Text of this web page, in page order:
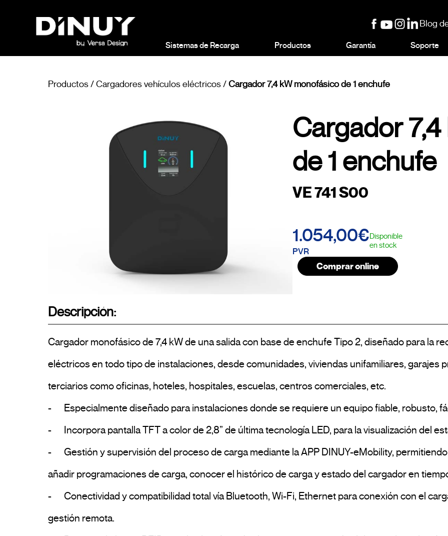
Blog
Sistemas de Recarga Productos Garantía Soporte
Productos/Cargadores vehículos eléctricos/Cargador 7,4 kW monofásico de 1 enchufe
Cargador
de 1 enchufe
VE 741 S00
1.054,00€
PVR
Disponible
en stock
Comprar online
Descripción:
Cargador monofásico de 7,4 kW de una salida con base de enchufe Tipo 2, diseñado para la
eléctricos en todo tipo de instalaciones, desde comunidades, viviendas unifamiliares, garajes
terciarios como oficinas, hoteles, hospitales, escuelas, centros comerciales, etc.
-	Especialmente diseñado para instalaciones donde se requiere un equipo fiable, robusto, fácil de instalar y de uso intuitivo.
-	Incorpora pantalla TFT a color de 2,8” de última tecnología LED, para la visualización del estado del cargador y del proceso de carga.
-	Gestión y supervisión del proceso de carga mediante la APP DINUY-eMobility, permitiendo el control local y remoto del cargador,
añadir programaciones de carga, conocer el histórico de carga y estado del cargador en
-	Conectividad y compatibilidad total vía Bluetooth, Wi-Fi, Ethernet para conexión con el cargador con la plataforma Cloud, para una
gestión remota.